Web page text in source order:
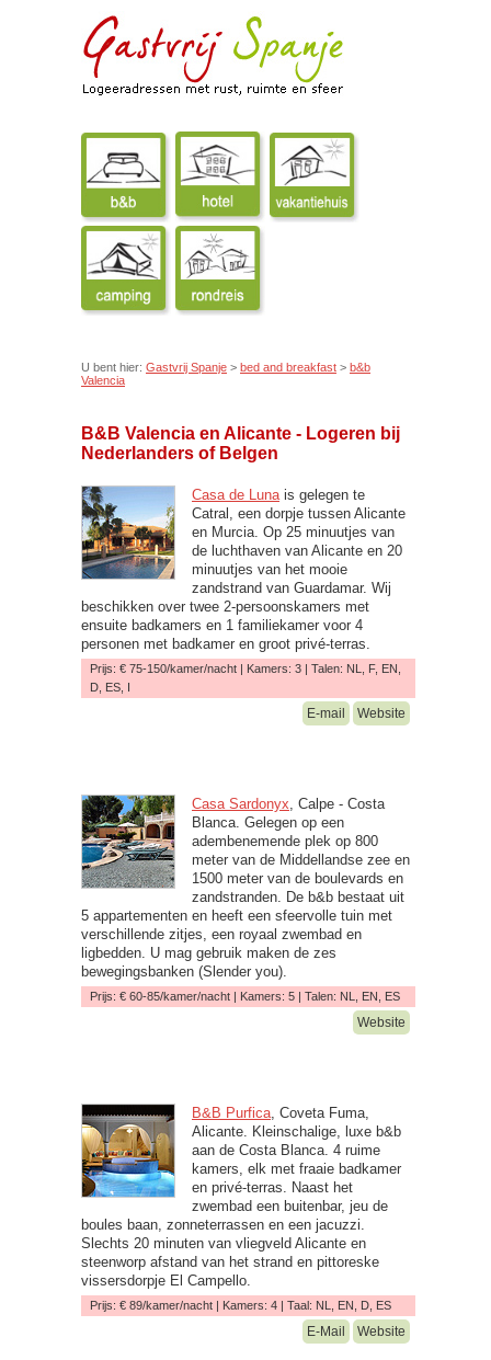
U bent hier: Gastvrij Spanje > bed and breakfast > b&b
Valencia
B&B Valencia en Alicante - Logeren bij
Nederlanders of Belgen
Casa de Lunais gelegen te
Catral, een dorpje tussen Alicante
en Murcia. Op 25 minuutjes van
de luchthaven van Alicante en 20
minuutjes van het mooie
zandstrand van Guardamar. Wij
beschikken over twee 2-persoonskamers met
ensuite badkamers en 1 familiekamer voor 4
personen met badkamer en groot privé-terras.
Prijs: € 75-150/kamer/nacht | Kamers: 3 | Talen: NL, F, EN,
D, ES, I
E-mail Website
Casa Sardonyx, Calpe - Costa
Blanca. Gelegen op een
adembenemende plek op 800
meter van de Middellandse zee en
1500 meter van de boulevards en
zandstranden. De b&b bestaat uit
5 appartementen en heeft een sfeervolle tuin met
verschillende zitjes, een royaal zwembad en
ligbedden. U mag gebruik maken de zes
bewegingsbanken (Slender you).
Prijs: € 60-85/kamer/nacht | Kamers: 5 | Talen: NL, EN, ES
Website
B&B Purfica, Coveta Fuma,
Alicante. Kleinschalige, luxe b&b
aan de Costa Blanca. 4 ruime
kamers, elk met fraaie badkamer
en privé-terras. Naast het
zwembad een buitenbar, jeu de
boules baan, zonneterrassen en een jacuzzi.
Slechts 20 minuten van vliegveld Alicante en
steenworp afstand van het strand en pittoreske
vissersdorpje El Campello.
Prijs: € 89/kamer/nacht | Kamers: 4 | Taal: NL, EN, D, ES
E-Mail Website